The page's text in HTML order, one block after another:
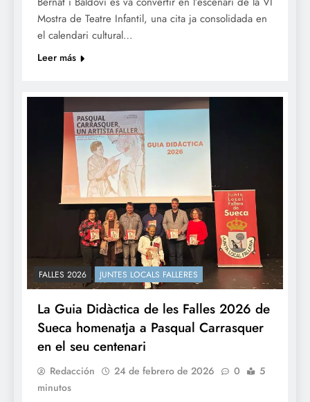
Mostra de Teatre Infantil, una cita ja consolidada en
el calendari cultural…
Leer más
FALLES 2026 JUNTES LOCALS FALLERES
La Guia Didàctica de les Falles 2026 de
Sueca homenatja a Pasqual Carrasquer
en el seu centenari
Redacción 24 de febrero de 2026 0
5
minutos